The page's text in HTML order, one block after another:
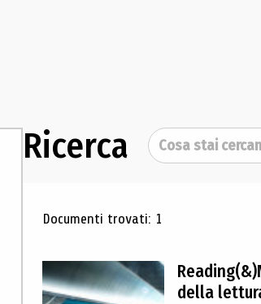
Ricerca Cerca
Risultati di
Documenti trovati: 1
della